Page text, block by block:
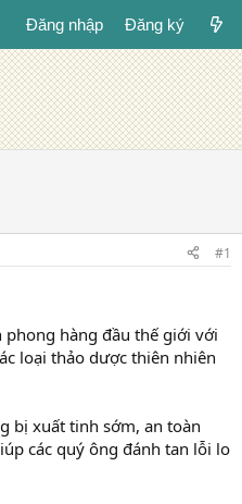
Đăng nhập Đăng ký
#1
phong hàng đầu thế giới với
loại thảo dược thiên nhiên
bị xuất tinh sớm, an toàn
các quý ông đánh tan lỗi lo